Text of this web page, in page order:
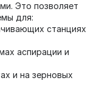
Это позволяет
для:
станциях
аспирации и
и на зерновых